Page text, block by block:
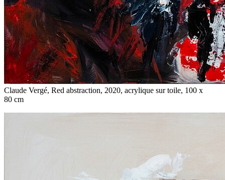
Claude Vergé, Red abstraction, 2020, acrylique sur toile, 100 x
80 cm